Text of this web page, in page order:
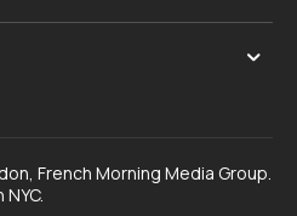
French Morning Media Group.